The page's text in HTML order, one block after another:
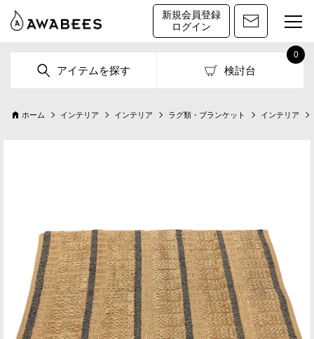
新規会員登録
ログイン
アイテムを探す 検討台
0
ホーム インテリア インテリア ラグ類・ブランケット インテリア